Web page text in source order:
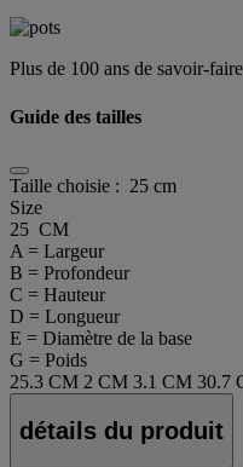
Plus de 100 ans de savoir-faire
Guide des tailles
Taille choisie : 25 cm
Size
25 CM
A = Largeur
B = Profondeur
C = Hauteur
D = Longueur
E = Diamètre de la base
G = Poids
25.3 CM 2 CM 3.1 CM 30.7
détails du produit